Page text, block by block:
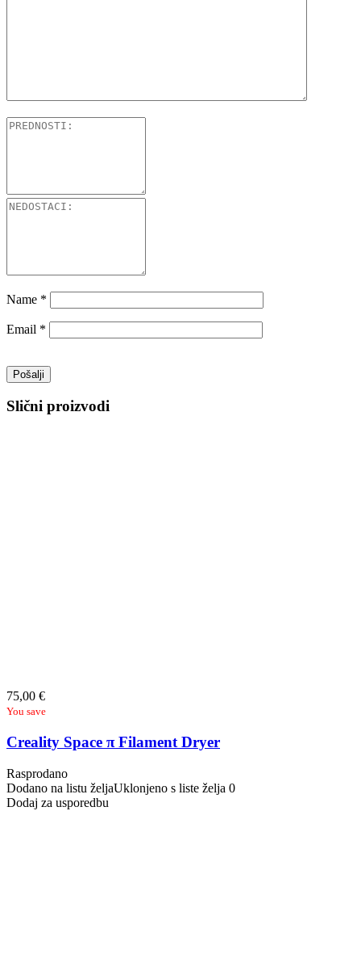
Name *
Email *
Slični proizvodi
75,00 €
You save
Creality Space π Filament Dryer
Rasprodano
Dodano na listu željaUklonjeno s liste želja 0
Dodaj za usporedbu